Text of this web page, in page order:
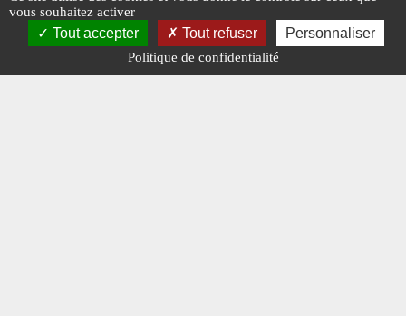
vous souhaitez activer
Tout accepter Tout refuser Personnaliser
Politique de confidentialité